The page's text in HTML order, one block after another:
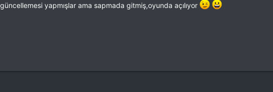
güncellemesi yapmışlar ama sapmada gitmiş,oyunda açılıyor